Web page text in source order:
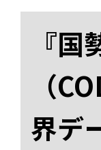
『
（
界デ